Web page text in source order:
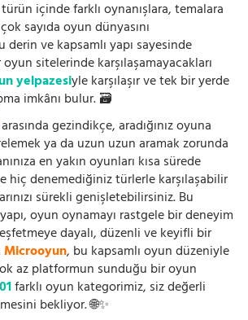
türün içinde farklı oynanışlara, temalara
sayıda oyun dünyasını
ve kapsamlı yapı sayesinde
sitelerinde karşılaşamayacakları
yelpazesiyle karşılaşır ve tek bir yerde
imkânı bulur. 🗃️
arasında gezindikçe, aradığınız oyuna
ya da uzun uzun aramak zorunda
en yakın oyunları kısa sürede
hiç denemediğiniz türlerle karşılaşabilir
sürekli genişletebilirsiniz. Bu
oyun oynamayı rastgele bir deneyim
dayalı, düzenli ve keyifli bir
Microoyun, bu kapsamlı oyun düzeniyle
az platformun sunduğu bir oyun
farklı oyun kategorimiz, siz değerli
bekliyor. 🌐✨